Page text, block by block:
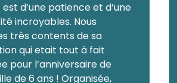
est d’une patience et d’une
incroyables. Nous
très contents de sa
qui etait tout à fait
pour l’anniversaire de
de 6 ans ! Organisée,